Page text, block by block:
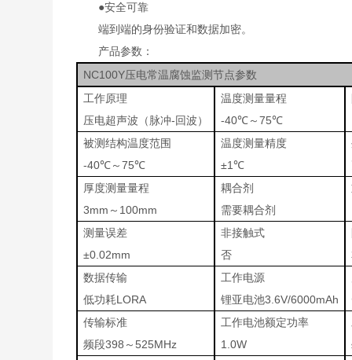
●安全可靠
端到端的身份验证和数据加密。
产品参数：
NC100Y压电常温腐蚀监测节点参数
工作原理
压电超声波（脉冲-回波）
温度测量量程
-40℃～75℃
被测结构温度范围
-40℃～75℃
温度测量精度
±1℃
厚度测量量程
3mm～100mm
耦合剂
需要耦合剂
测量误差
±0.02mm
非接触式
否
数据传输
低功耗LORA
工作电源
锂亚电池3.6V/6000mAh
传输标准
频段398～525MHz
工作电池额定功率
1.0W